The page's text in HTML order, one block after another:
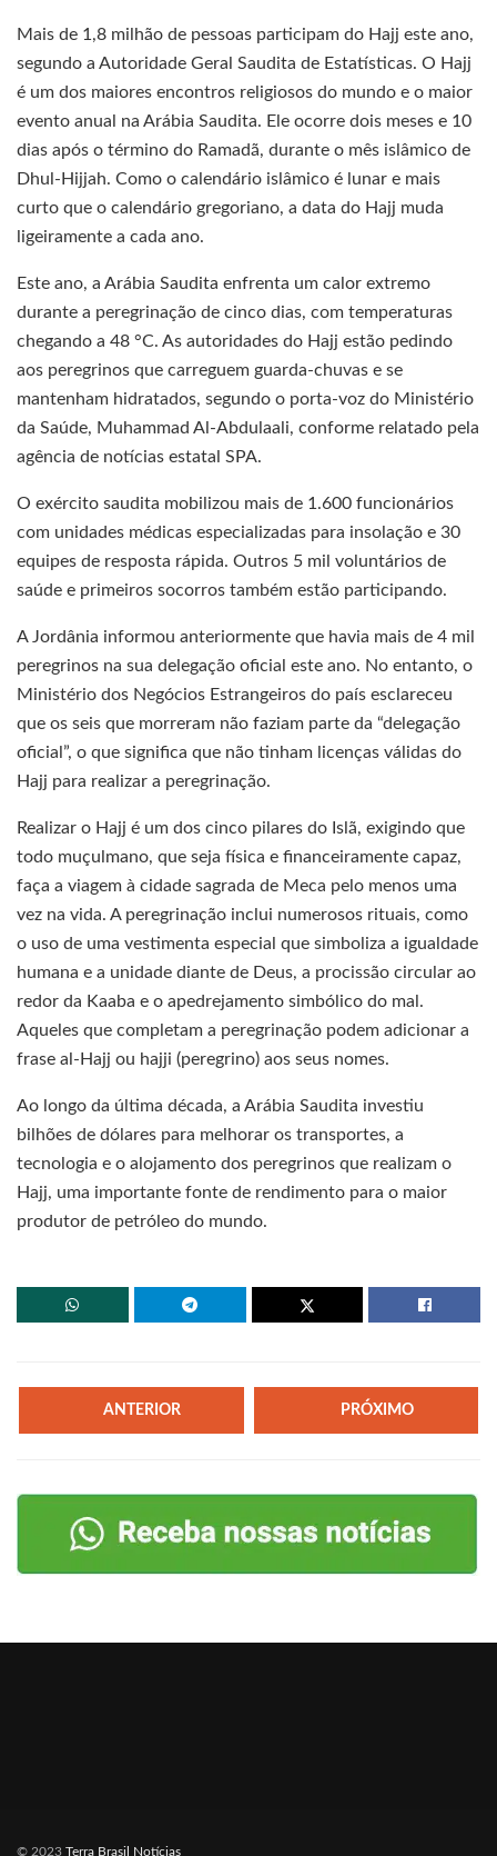
Mais de 1,8 milhão de pessoas participam do Hajj este ano,
segundo a Autoridade Geral Saudita de Estatísticas. O Hajj
é um dos maiores encontros religiosos do mundo e o maior
evento anual na Arábia Saudita. Ele ocorre dois meses e 10
dias após o término do Ramadã, durante o mês islâmico de
Dhul-Hijjah. Como o calendário islâmico é lunar e mais
curto que o calendário gregoriano, a data do Hajj muda
ligeiramente a cada ano.
Este ano, a Arábia Saudita enfrenta um calor extremo
durante a peregrinação de cinco dias, com temperaturas
chegando a 48 °C. As autoridades do Hajj estão pedindo
aos peregrinos que carreguem guarda-chuvas e se
mantenham hidratados, segundo o porta-voz do Ministério
da Saúde, Muhammad Al-Abdulaali, conforme relatado pela
agência de notícias estatal SPA.
O exército saudita mobilizou mais de 1.600 funcionários
com unidades médicas especializadas para insolação e 30
equipes de resposta rápida. Outros 5 mil voluntários de
saúde e primeiros socorros também estão participando.
A Jordânia informou anteriormente que havia mais de 4 mil
peregrinos na sua delegação oficial este ano. No entanto, o
Ministério dos Negócios Estrangeiros do país esclareceu
que os seis que morreram não faziam parte da “delegação
oficial”, o que significa que não tinham licenças válidas do
Hajj para realizar a peregrinação.
Realizar o Hajj é um dos cinco pilares do Islã, exigindo que
todo muçulmano, que seja física e financeiramente capaz,
faça a viagem à cidade sagrada de Meca pelo menos uma
vez na vida. A peregrinação inclui numerosos rituais, como
o uso de uma vestimenta especial que simboliza a igualdade
humana e a unidade diante de Deus, a procissão circular ao
redor da Kaaba e o apedrejamento simbólico do mal.
Aqueles que completam a peregrinação podem adicionar a
frase al-Hajj ou hajji (peregrino) aos seus nomes.
Ao longo da última década, a Arábia Saudita investiu
bilhões de dólares para melhorar os transportes, a
tecnologia e o alojamento dos peregrinos que realizam o
Hajj, uma importante fonte de rendimento para o maior
produtor de petróleo do mundo.
ANTERIOR PRÓXIMO
© 2023 Terra Brasil Notícias